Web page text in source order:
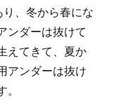
、冬から春にな
ンダーは抜けて
えてきて、夏か
アンダーは抜け